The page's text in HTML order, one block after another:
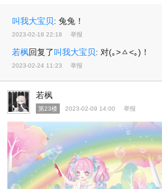
叫我大宝贝: 兔兔！
2023-02-18 22:18 举报
若枫回复了叫我大宝贝: 对(｡>ㅿ<｡)！
2023-02-24 11:23 举报
若枫
第23楼 2023-02-09 14:00 举报